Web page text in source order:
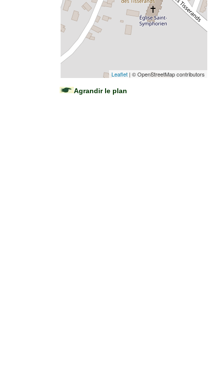
Leaflet | © OpenStreetMap contributors
Agrandir le plan